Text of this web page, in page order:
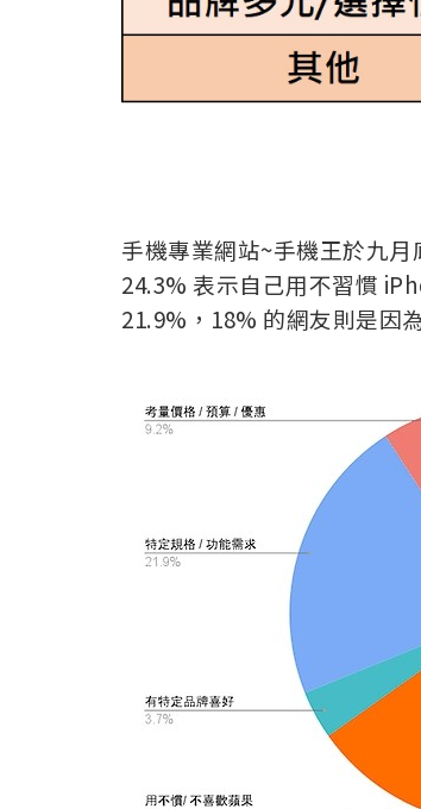
手機專業網站~手機王於九
24.3% 表示自己用不習慣
21.9%，18% 的網友則是因